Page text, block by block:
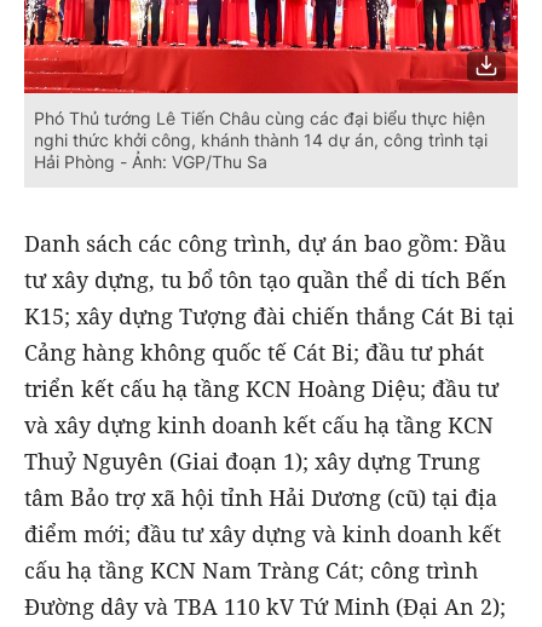
Phó Thủ tướng Lê Tiến Châu cùng các đại biểu thực hiện
nghi thức khởi công, khánh thành 14 dự án, công trình tại
Hải Phòng - Ảnh: VGP/Thu Sa
Danh sách các công trình, dự án bao gồm: Đầu
tư xây dựng, tu bổ tôn tạo quần thể di tích Bến
K15; xây dựng Tượng đài chiến thắng Cát Bi tại
Cảng hàng không quốc tế Cát Bi; đầu tư phát
triển kết cấu hạ tầng KCN Hoàng Diệu; đầu tư
và xây dựng kinh doanh kết cấu hạ tầng KCN
Thuỷ Nguyên (Giai đoạn 1); xây dựng Trung
tâm Bảo trợ xã hội tỉnh Hải Dương (cũ) tại địa
điểm mới; đầu tư xây dựng và kinh doanh kết
cấu hạ tầng KCN Nam Tràng Cát; công trình
Đường dây và TBA 110 kV Tứ Minh (Đại An 2);